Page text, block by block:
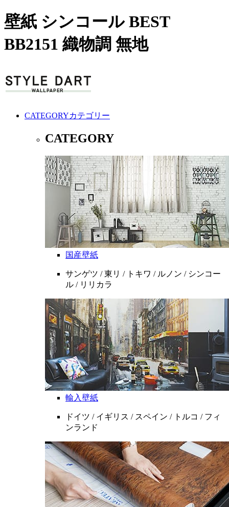
壁紙 シンコール BEST
BB2151 織物調 無地
CATEGORYカテゴリー
CATEGORY
国産壁紙
サンゲツ / 東リ / トキワ / ルノン / シンコー
ル / リリカラ
輸入壁紙
ドイツ / イギリス / スペイン / トルコ / フィ
ンランド